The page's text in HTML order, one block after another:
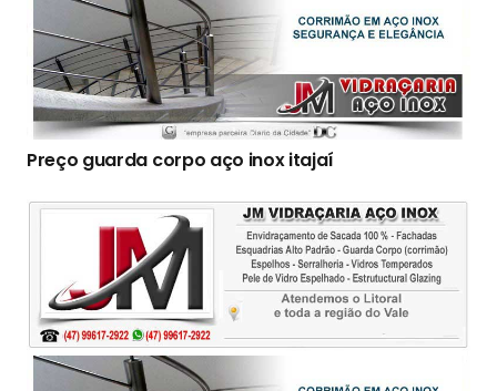
Preço guarda corpo aço inox itajaí